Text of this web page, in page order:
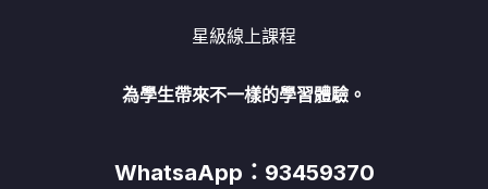
星級線上課程
為學生帶來不一樣的學習體驗。
WhatsaApp：93459370